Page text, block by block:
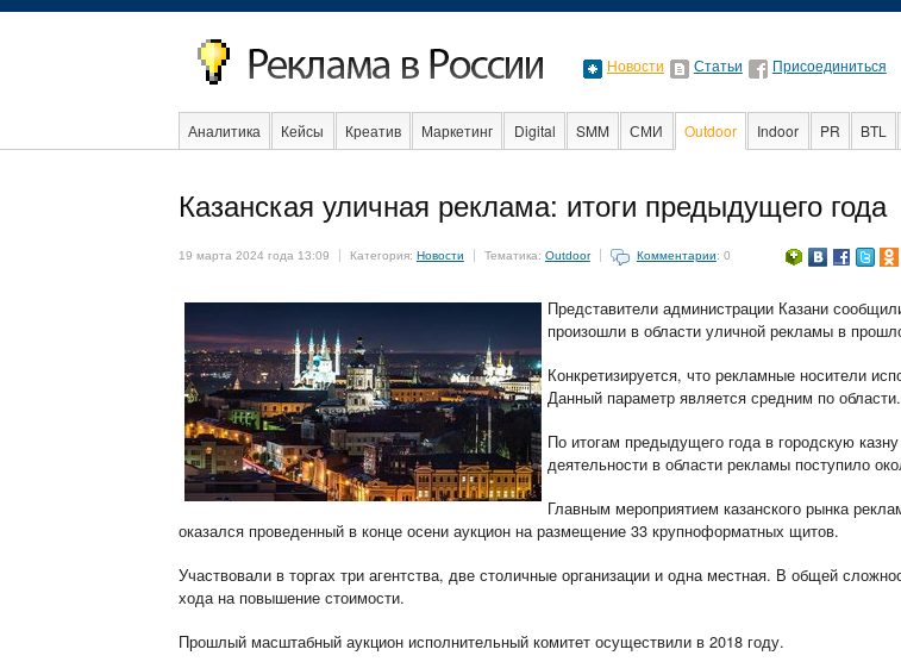
Новости Статьи Присоединиться
Аналитика Кейсы Креатив Маркетинг Digital SMM СМИ Outdoor Indoor PR BTL
Интернет
Казанская уличная реклама: итоги предыдущего года
19 марта 2024 года 13:09 Категория: Новости Тематика: Outdoor Комментарии: 0
Представители администрации Казани
произошли в области уличной рекламы в
Конкретизируется, что рекламные носители
Данный параметр является средним по области.
По итогам предыдущего года в городскую
деятельности в области рекламы поступило
Главным мероприятием казанского рынка
оказался проведенный в конце осени аукцион на размещение 33 крупноформатных щитов.
Участвовали в торгах три агентства, две столичные организации и одна местная. В общей
хода на повышение стоимости.
Прошлый масштабный аукцион исполнительный комитет осуществили в 2018 году.